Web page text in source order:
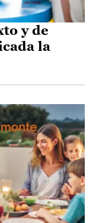
y de
la